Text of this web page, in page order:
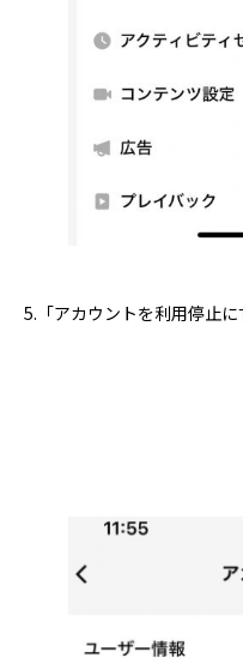
5.「アカウントを利用停止に